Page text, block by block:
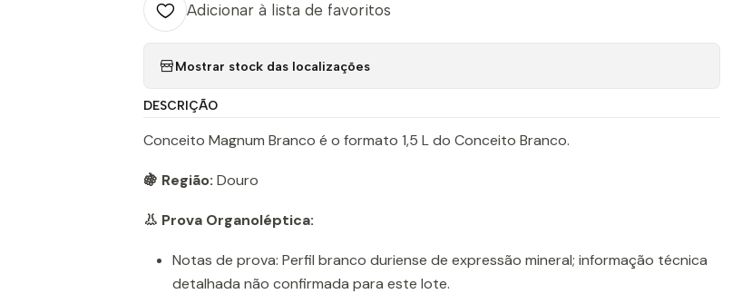
Adicionar à lista de favoritos
Mostrar stock das localizações
DESCRIÇÃO
Conceito Magnum Branco é o formato 1,5 L do Conceito Branco.
🍇 Região: Douro
👃 Prova Organoléptica:
Notas de prova: Perfil branco duriense de expressão mineral; informação técnica
detalhada não confirmada para este lote.